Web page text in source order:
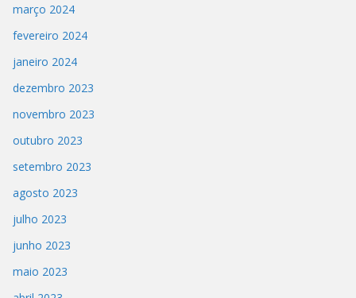
março 2024
fevereiro 2024
janeiro 2024
dezembro 2023
novembro 2023
outubro 2023
setembro 2023
agosto 2023
julho 2023
junho 2023
maio 2023